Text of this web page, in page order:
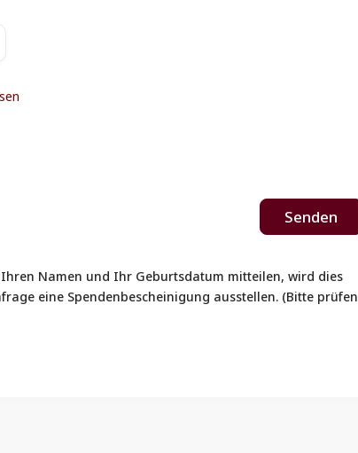
Senden
Namen und Ihr Geburtsdatum mitteilen, wird dies
eine Spendenbescheinigung ausstellen. (Bitte prüfen